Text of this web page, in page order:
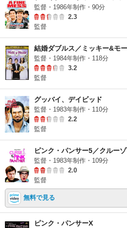
監督・1986年制作・90分
2.3
監督
結婚ダブルス／ミッキー&モ
監督・1984年制作・118分
3.2
監督
グッバイ、デイビッド
監督・1983年制作・110分
2.2
監督
ピンク・パンサー5／クルー
監督・1983年制作・109分
2.0
監督
無料で見る
ピンク・パンサーX